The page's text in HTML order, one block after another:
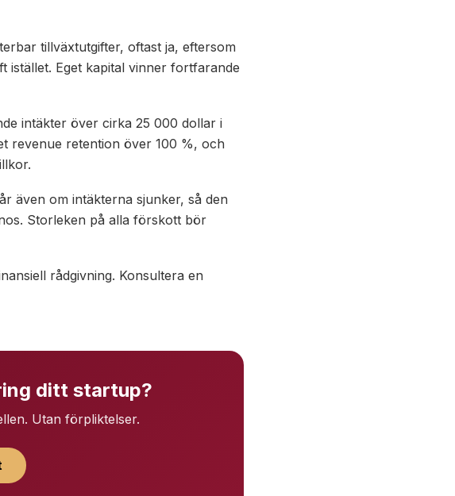
tillväxtutgifter, oftast ja, eftersom
istället. Eget kapital vinner fortfarande
intäkter över cirka 25 000 dollar i
revenue retention över 100 %, och
även om intäkterna sjunker, så den
Storleken på alla förskott bör
rådgivning. Konsultera en
ditt startup?
Utan förpliktelser.